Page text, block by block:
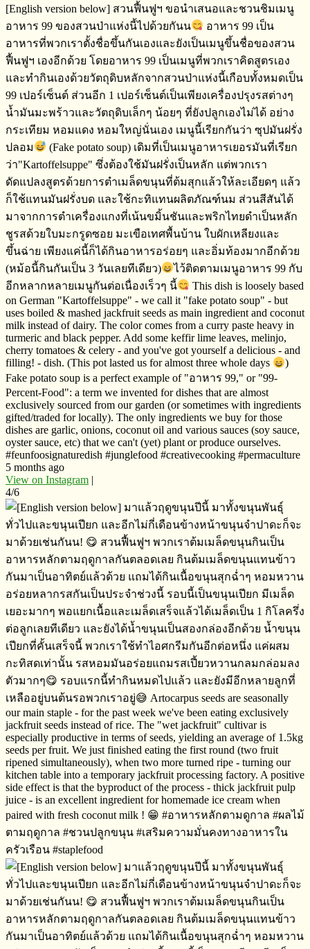
[English version below] สวนฟื้นฟูฯ​ ขอนำเสนอและชวนชิมเมนู
อาหาร​ 99 ของสวนป่าแห่งนี้ไปด้วยกันน
อาหาร​ 99​ ​เป็น
อาหารที่พวกเราตั้งชื่อขึ้นกันเองและยังเป็นเมนูขึ้นชื่อของสวน
ฟื้นฟูฯ​ เองอีกด้วย​ โดยอาหาร​ 99​ เป็นเมนูที่พวกเราคิดสูตร​เอง
และทำกินเองด้วยวัตถุดิบหลักจากสวนป่าแห่งนี้เกือบทั้งหมดเป็น​
99​ เปอร์เซ็นต์​ ส่วนอีก​ 1 เปอร์เซ็นต์​เป็นเพียงเครื่องปรุงรสต่างๆ​
น้ำมันมะพร้าว​และวัตถุดิบเล็กๆ​ น้อยๆ​ ที่ยังปลูกเองไม่ได้​ อย่าง​
กระเทียม​ หอมแดง​ หอมใหญ่นั่นเอง เมนูนี้เรียกกันว่า​ ซุปมันฝรั่ง
ปลอม
​ (Fake potato soup) เดิมที่เป็นเมนูอาหารเยอรมัน​ที่เรียก
ว่า​"Kartoffelsuppe" ซึ่งต้องใช้มันฝรั่งเป็นหลัก​ แต่พวกเรา
ดัดแปลงสูตรด้วยการตำเมล็ดขนุนที่ต้มสุกแล้วให้ละเอียดๆ​ แล้ว
ก็ใช้แทนมันฝรั่ง​บด และใช้กะทิแทนผลิตภัณฑ์​นม​ ส่วนสีสันได้
มาจากการตำเครื่องแกงที่เน้นขมิ้นชันและพริกไทยดำ​เป็นหลัก
ชูรสด้วยใบมะกรูดซอย​ มะเขือเทศพื้นบ้าน​ ใบผักเหลียงและ
ขึ้นฉ่าย​ เพียงแค่นี้ก็ได้กินอาหารอร่อยๆ​ และอิ่มท้องมากอีกด้วย
(หม้อนี้กินกันเป็น​ 3 วันเลยทีเดียว)
ไว้ติดตามเมนูอาหาร​ 99 กับ
อีกหลากหลายเมนูกันต่อเนื่องเร็วๆ​ นี้
This dish is loosely based
on German "Kartoffelsuppe" - we call it "fake potato soup" - but
uses boiled & mashed jackfruit seeds as main ingredient and coconut
milk instead of dairy. The color comes from a curry paste heavy in
turmeric and black pepper. Add some keffir lime leaves, melinjo,
cherry tomatoes & celery - and you've got yourself a delicious - and
filling! - dish. (This pot lasted us for almost three whole days
)
Fake potato soup is a perfect example of "อาหาร​ 99," or "99-
Percent-Food": a term we invented for dishes that are almost
exclusively sourced from our garden (or sometimes with ingredients
gifted/traded for locally). The only ingredients we buy for those
dishes are garlic, onions, coconut oil and various sauces (soy sauce,
oyster sauce, etc) that we can't (yet) plant or produce ourselves.
#feunfoosignaturedish #junglefood #creativecooking #permaculture
5 months ago
View on Instagram |
4/6